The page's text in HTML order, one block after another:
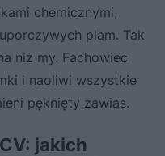
chemicznymi,
plam. Tak
niż my. Fachowiec
i naoliwi wszystkie
pęknięty zawias.
jakich